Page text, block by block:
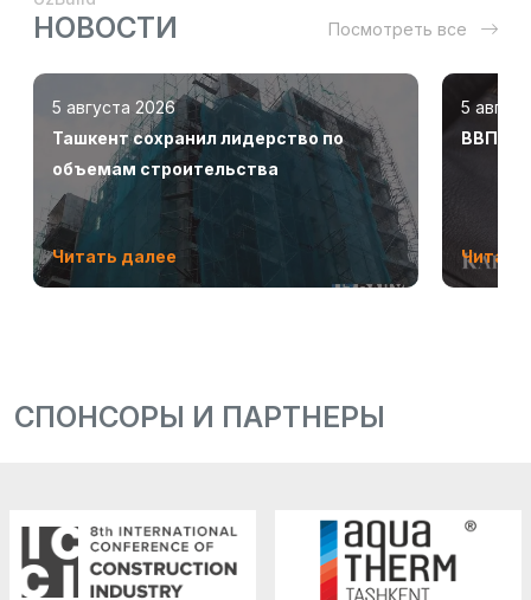
НОВОСТИ Посмотреть все
5 августа 2026
Ташкент сохранил лидерство по
объемам строительства
Читать далее
5
ВВП
Читать
СПОНСОРЫ И ПАРТНЕРЫ